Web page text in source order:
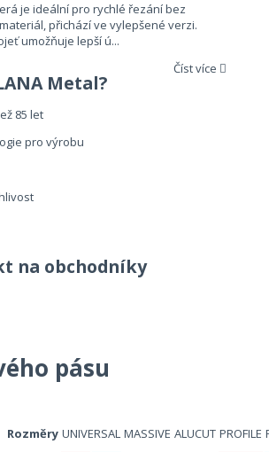
je ideální pro rychlé řezání bez
přichází ve vylepšené verzi.
umožňuje lepší ú...
Číst více
Metal?
85 let
pro výrobu
na obchodníky
pásu
Rozměry UNIVERSAL MASSIVE ALUCUT PROFILE